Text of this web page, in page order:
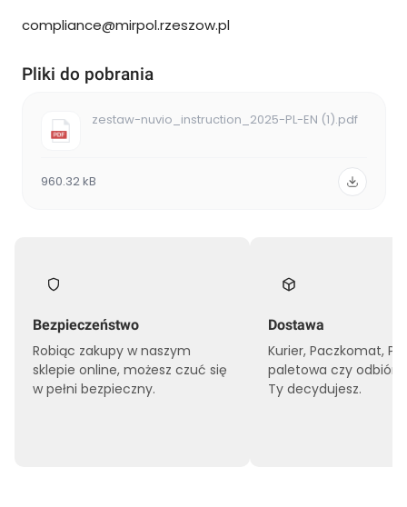
compliance@mirpol.rzeszow.pl
Pliki do pobrania
zestaw-nuvio_instruction_2025-PL-EN (1).pdf
960.32 kB
Bezpieczeństwo
Robiąc zakupy w naszym
sklepie online, możesz czuć się
w pełni bezpieczny.
Dostawa
Kurier, Paczkomat,
paletowa czy odbiór
Ty decydujesz.